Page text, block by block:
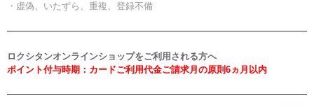
・虚偽、いたずら、重複、登録不備
ロクシタンオンラインショップをご利用される方へ
ポイント付与時期：カードご利用代金ご請求月の原則6ヵ月以内